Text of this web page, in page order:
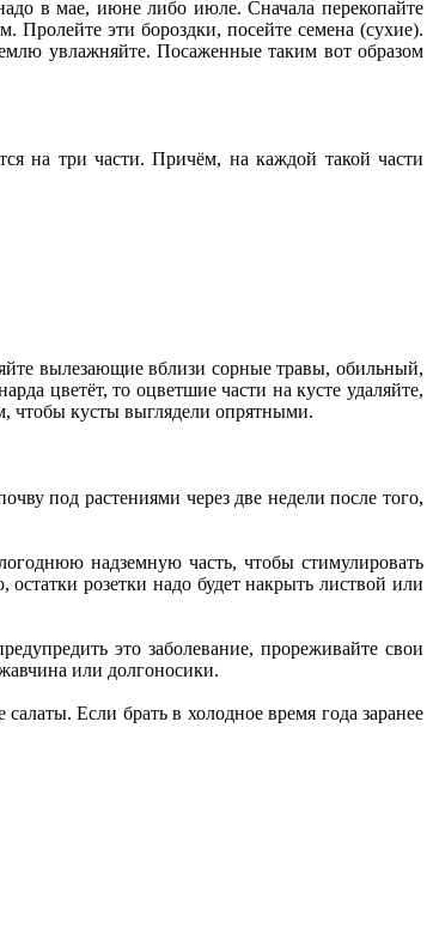
в мае, июне либо июле. Сначала перекопайте
Пролейте эти бороздки, посейте семена (сухие).
увлажняйте. Посаженные таким вот образом
на три части. Причём, на каждой такой части
вылезающие вблизи сорные травы, обильный,
цветёт, то оцветшие части на кусте удаляйте,
чтобы кусты выглядели опрятными.
под растениями через две недели после того,
надземную часть, чтобы стимулировать
розетки надо будет накрыть листвой или
это заболевание, прореживайте свои
или долгоносики.
Если брать в холодное время года заранее